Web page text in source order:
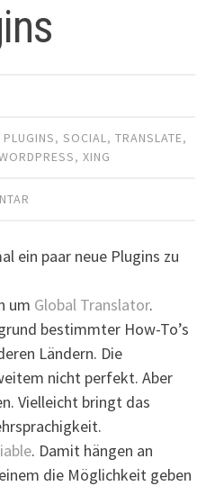
PLUGINS,SOCIAL,TRANSLATE,
,XING
ein paar neue Plugins zu
um Global Translator.
bestimmter How-To’s
Ländern. Die
nicht perfekt. Aber
Vielleicht bringt das
. Damit hängen an
die Möglichkeit geben